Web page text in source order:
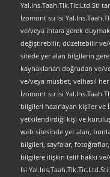
Yal.Ins.Taah.Tlk.Tic.Ltd.Sti
İzomont su Isi
ve/veya ihtara gerek
değiştirebilir, düzeltebilir ve/
sitede yer alan bilgilerin
kaynaklanan doğrudan ve/
ve/veya müsbet, velhasıl
İzomont su Isi
bilgileri hazırlayan kişiler ve
yetkilendirdiği kişi ve
web sitesinde yer alan,
bilgileri, sayfalar,
bilgilere ilişkin telif hakkı
Isi